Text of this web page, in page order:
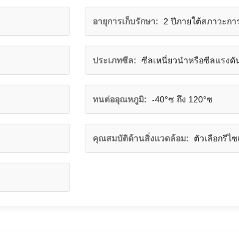
อายุการเก็บรักษา: 2 ปีภายใต้สภาวะกา
ประเภทซีล: ซีลเหนี่ยวนำหรือซีลแรงดั
ทนต่ออุณหภูมิ: -40°ซ ถึง 120°ซ
คุณสมบัติด้านสิ่งแวดล้อม: ตัวเลือกรีไ